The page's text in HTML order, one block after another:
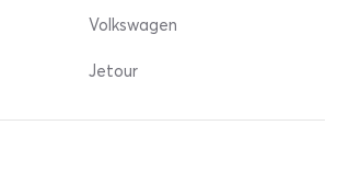
Volkswagen
Jetour